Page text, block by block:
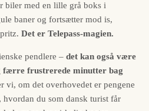
biler med en lille grå boks i
baner og fortsætter mod is,
Det er Telepass-magien.
pendlere – det kan også være
færre frustrerede minutter bag
vi, om det overhovedet er pengene
du som dansk turist får